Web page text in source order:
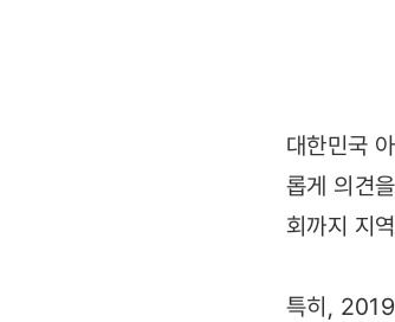
대한민국
롭게 의견
회까지 지
특히,